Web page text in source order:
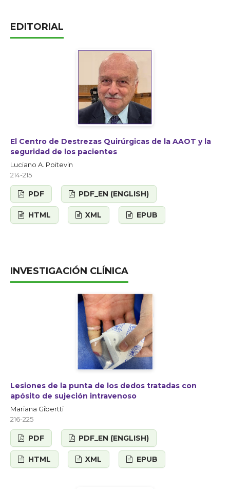
EDITORIAL
El Centro de Destrezas Quirúrgicas de la AAOT y la
seguridad de los pacientes
Luciano A. Poitevin
214-215
PDF PDF_EN (ENGLISH)
HTML XML EPUB
INVESTIGACIÓN CLÍNICA
Lesiones de la punta de los dedos tratadas con
apósito de sujeción intravenoso
Mariana Gibertti
216-225
PDF PDF_EN (ENGLISH)
HTML XML EPUB